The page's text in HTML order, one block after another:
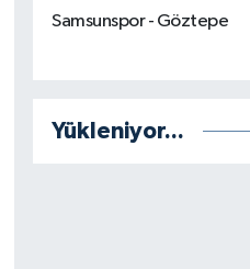
Samsunspor - Göztepe
Yükleniyor...